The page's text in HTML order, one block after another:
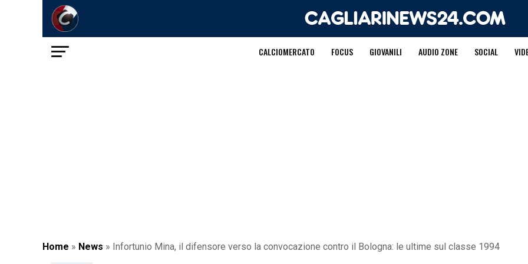
CALCIOMERCATO FOCUS GIOVANILI AUDIO ZONE SOCIAL
Home » News » Infortunio Mina, il difensore verso la convocazione contro il Bologna: le ultime sul classe 1994